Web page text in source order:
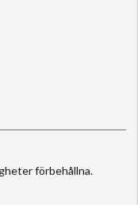
förbehållna.